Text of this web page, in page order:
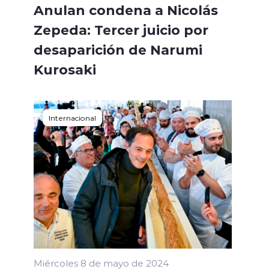
Anulan condena a Nicolás
Zepeda: Tercer juicio por
desaparición de Narumi
Kurosaki
Internacional
Miércoles 8 de mayo de 2024